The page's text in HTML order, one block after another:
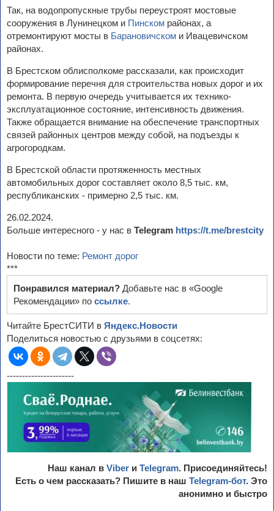
Так, на водопропускные трубы переустроят мостовые
сооружения в Лунинецком и Пинском районах, а
отремонтируют мосты в Барановичском и Ивацевичском
районах.
В Брестском облисполкоме рассказали, как происходит
формирование перечня для строительства новых дорог и их
ремонта. В первую очередь учитывается их технико-
эксплуатационное состояние, интенсивность движения.
Также обращается внимание на обеспечение транспортных
связей районных центров между собой, на подъезды к
агрогородкам.
В Брестской области протяженность местных
автомобильных дорог составляет около 8,5 тыс. км,
республиканских - примерно 2,5 тыс. км.
26.02.2024.
Больше интересного - у нас в Telegram https://t.me/brestcity
Новости по теме: Ремонт дорог
***
Понравился материал? Добавьте нас в «Google
Рекомендации» по ссылке.
Читайте БрестСИТИ в Яндекс.Новости
Поделиться новостью с друзьями в соцсетях:
----------------------
Наш канал в Viber и Telegram. Присоединяйтесь!
Есть о чем рассказать? Пишите в наш Telegram-бот. Это
анонимно и быстро